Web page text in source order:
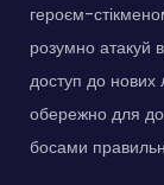
героєм-
розумно атакуй
доступ до нових
обережно для
босами